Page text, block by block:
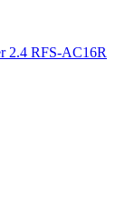
2.4 RFS-AC16R